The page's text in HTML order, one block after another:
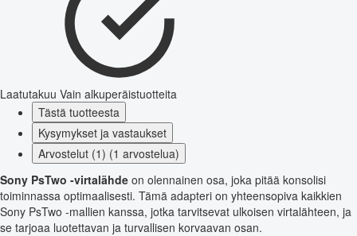
Laatutakuu Vain alkuperäistuotteita
Tästä tuotteesta
Kysymykset ja vastaukset
Arvostelut (1) (1 arvostelua)
Sony PsTwo -virtalähde on olennainen osa, joka pitää konsolisi
toiminnassa optimaalisesti. Tämä adapteri on yhteensopiva kaikkien
Sony PsTwo -mallien kanssa, jotka tarvitsevat ulkoisen virtalähteen, ja
se tarjoaa luotettavan ja turvallisen korvaavan osan.